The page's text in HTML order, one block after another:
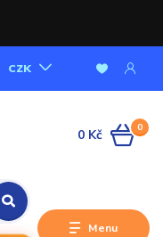
Menu
CZK
0
0 Kč